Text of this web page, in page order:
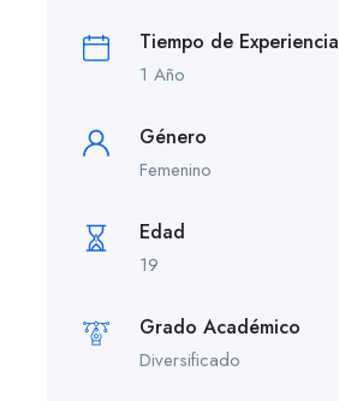
Tiempo de Experiencia
1 Año
Género
Femenino
Edad
19
Grado Académico
Diversificado